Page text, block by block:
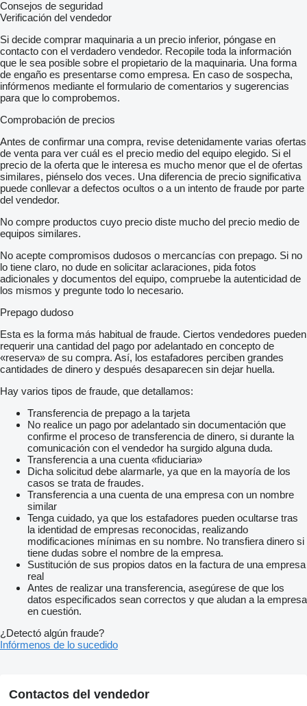
Consejos de seguridad
Verificación del vendedor
Si decide comprar maquinaria a un precio inferior, póngase en
contacto con el verdadero vendedor. Recopile toda la información
que le sea posible sobre el propietario de la maquinaria. Una forma
de engaño es presentarse como empresa. En caso de sospecha,
infórmenos mediante el formulario de comentarios y sugerencias
para que lo comprobemos.
Comprobación de precios
Antes de confirmar una compra, revise detenidamente varias ofertas
de venta para ver cuál es el precio medio del equipo elegido. Si el
precio de la oferta que le interesa es mucho menor que el de ofertas
similares, piénselo dos veces. Una diferencia de precio significativa
puede conllevar a defectos ocultos o a un intento de fraude por parte
del vendedor.
No compre productos cuyo precio diste mucho del precio medio de
equipos similares.
No acepte compromisos dudosos o mercancías con prepago. Si no
lo tiene claro, no dude en solicitar aclaraciones, pida fotos
adicionales y documentos del equipo, compruebe la autenticidad de
los mismos y pregunte todo lo necesario.
Prepago dudoso
Esta es la forma más habitual de fraude. Ciertos vendedores pueden
requerir una cantidad del pago por adelantado en concepto de
«reserva» de su compra. Así, los estafadores perciben grandes
cantidades de dinero y después desaparecen sin dejar huella.
Hay varios tipos de fraude, que detallamos:
Transferencia de prepago a la tarjeta
No realice un pago por adelantado sin documentación que
confirme el proceso de transferencia de dinero, si durante la
comunicación con el vendedor ha surgido alguna duda.
Transferencia a una cuenta «fiduciaria»
Dicha solicitud debe alarmarle, ya que en la mayoría de los
casos se trata de fraudes.
Transferencia a una cuenta de una empresa con un nombre
similar
Tenga cuidado, ya que los estafadores pueden ocultarse tras
la identidad de empresas reconocidas, realizando
modificaciones mínimas en su nombre. No transfiera dinero si
tiene dudas sobre el nombre de la empresa.
Sustitución de sus propios datos en la factura de una empresa
real
Antes de realizar una transferencia, asegúrese de que los
datos especificados sean correctos y que aludan a la empresa
en cuestión.
¿Detectó algún fraude?
Infórmenos de lo sucedido
Contactos del vendedor